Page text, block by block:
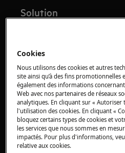
Solution
En complément des
médias, quant à la
barrières lavables dans
domestiques, nous vous
préconisations suivantes.
En préambule :
>Il est important de
du lave-linge ne sont pas
Cookies
Nous utilisons des cookies et autres
site ainsi qu’à des fins
également des informations
Web avec nos partenaires de réseaux
analytiques. En cliquant sur « Autoriser
l'utilisation des cookies. En cliquant «
bloquez certains types de cookies et
les services que nous sommes en
impactés. Pour plus d'informations,
relative aux cookies.